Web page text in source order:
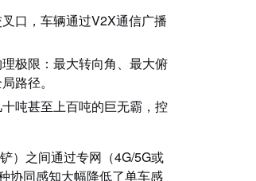
口，车辆通过V2X通信广播
极限：最大转向角、最大俯
路径。
吨甚至上百吨的巨无霸，控
）之间通过专网（4G/5G或
协同感知大幅降低了单车感